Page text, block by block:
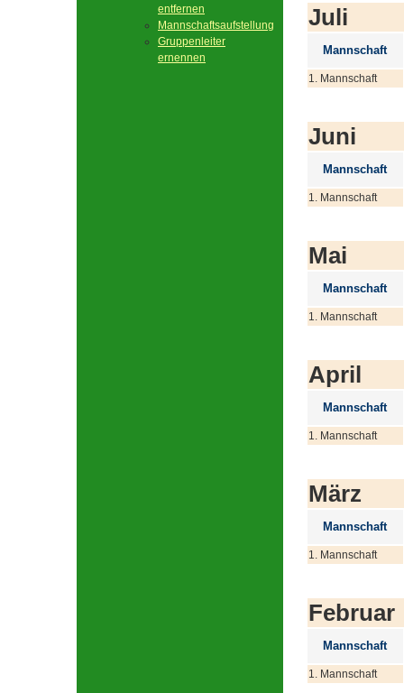
entfernen
Mannschaftsaufstellung
Gruppenleiter
ernennen
Juli
Mannschaft
1. Mannschaft
Juni
Mannschaft
1. Mannschaft
Mai
Mannschaft
1. Mannschaft
April
Mannschaft
1. Mannschaft
März
Mannschaft
1. Mannschaft
Februar
Mannschaft
1. Mannschaft